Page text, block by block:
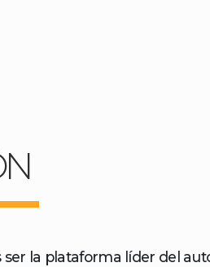
ser la plataforma líder del